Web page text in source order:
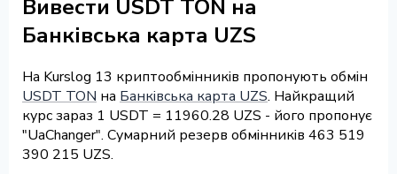
Вивести USDT TON на
Банківська карта UZS
На Kurslog 13 криптообмінників пропонують обмін
USDT TON на Банківська карта UZS. Найкращий
курс зараз 1 USDT = 11960.28 UZS - його пропонує
"UaChanger". Сумарний резерв обмінників 463 519
390 215 UZS.